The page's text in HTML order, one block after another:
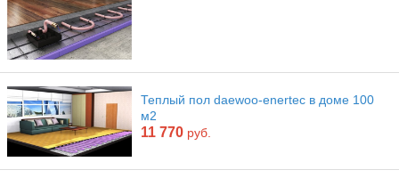
Теплый пол daewoo-enertec в доме 100
м2
11 770 руб.